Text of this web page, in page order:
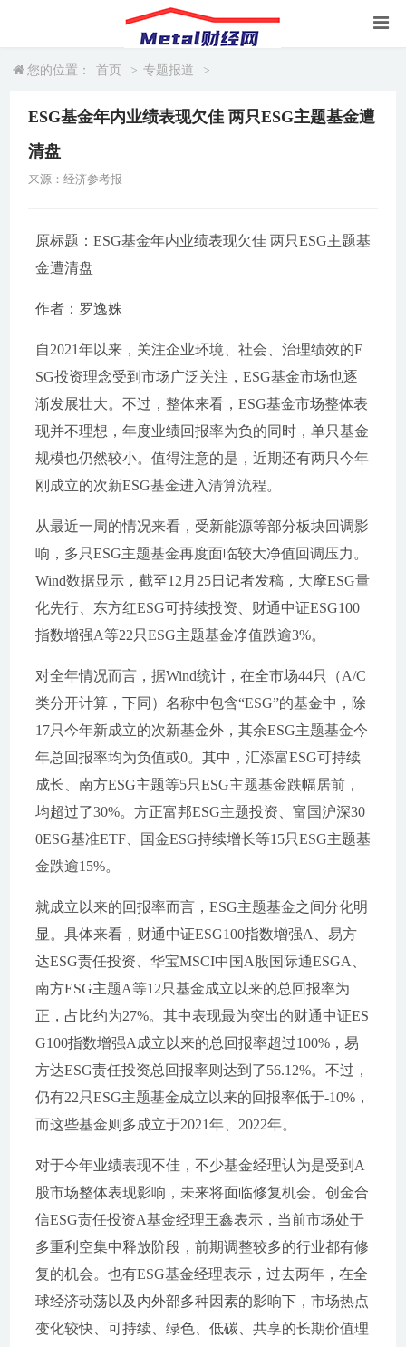
您的位置： 首页 > 专题报道 >
ESG基金年内业绩表现欠佳 两只ESG主题基金遭
清盘
来源：经济参考报
原标题：ESG基金年内业绩表现欠佳 两只ESG主题基
金遭清盘
作者：罗逸姝
自2021年以来，关注企业环境、社会、治理绩效的E
SG投资理念受到市场广泛关注，ESG基金市场也逐
渐发展壮大。不过，整体来看，ESG基金市场整体表
现并不理想，年度业绩回报率为负的同时，单只基金
规模也仍然较小。值得注意的是，近期还有两只今年
刚成立的次新ESG基金进入清算流程。
从最近一周的情况来看，受新能源等部分板块回调影
响，多只ESG主题基金再度面临较大净值回调压力。
Wind数据显示，截至12月25日记者发稿，大摩ESG量
化先行、东方红ESG可持续投资、财通中证ESG100
指数增强A等22只ESG主题基金净值跌逾3%。
对全年情况而言，据Wind统计，在全市场44只（A/C
类分开计算，下同）名称中包含“ESG”的基金中，除
17只今年新成立的次新基金外，其余ESG主题基金今
年总回报率均为负值或0。其中，汇添富ESG可持续
成长、南方ESG主题等5只ESG主题基金跌幅居前，
均超过了30%。方正富邦ESG主题投资、富国沪深30
0ESG基准ETF、国金ESG持续增长等15只ESG主题基
金跌逾15%。
就成立以来的回报率而言，ESG主题基金之间分化明
显。具体来看，财通中证ESG100指数增强A、易方
达ESG责任投资、华宝MSCI中国A股国际通ESGA、
南方ESG主题A等12只基金成立以来的总回报率为
正，占比约为27%。其中表现最为突出的财通中证ES
G100指数增强A成立以来的总回报率超过100%，易
方达ESG责任投资总回报率则达到了56.12%。不过，
仍有22只ESG主题基金成立以来的回报率低于-10%，
而这些基金则多成立于2021年、2022年。
对于今年业绩表现不佳，不少基金经理认为是受到A
股市场整体表现影响，未来将面临修复机会。创金合
信ESG责任投资A基金经理王鑫表示，当前市场处于
多重利空集中释放阶段，前期调整较多的行业都有修
复的机会。也有ESG基金经理表示，过去两年，在全
球经济动荡以及内外部多种因素的影响下，市场热点
变化较快、可持续、绿色、低碳、共享的长期价值理